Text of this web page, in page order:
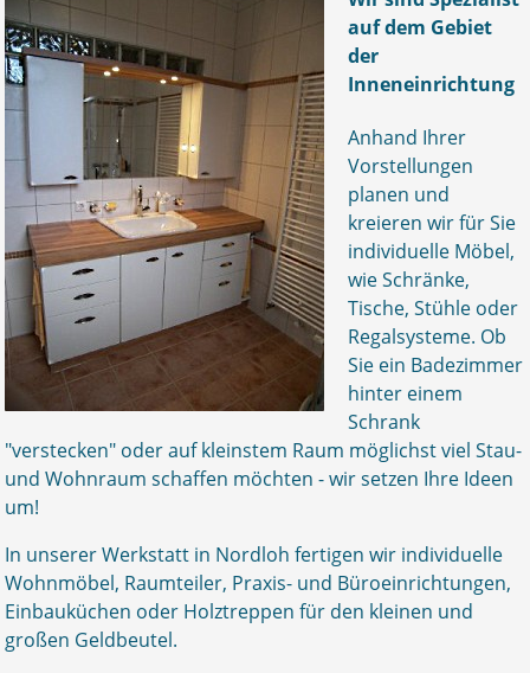
auf dem Gebiet
der
Inneneinrichtung
Anhand Ihrer
Vorstellungen
planen und
kreieren wir für Sie
individuelle Möbel,
wie Schränke,
Tische, Stühle oder
Regalsysteme. Ob
Sie ein Badezimmer
hinter einem
Schrank
"verstecken" oder auf kleinstem Raum möglichst viel Stau-
und Wohnraum schaffen möchten - wir setzen Ihre Ideen
um!
In unserer Werkstatt in Nordloh fertigen wir individuelle
Wohnmöbel, Raumteiler, Praxis- und Büroeinrichtungen,
Einbauküchen oder Holztreppen für den kleinen und
großen Geldbeutel.